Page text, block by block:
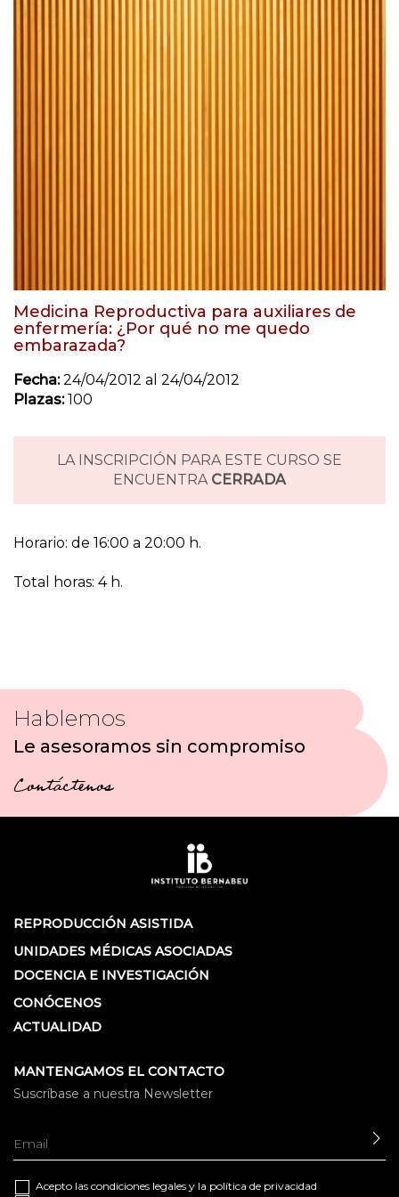
Medicina Reproductiva para auxiliares de
enfermería: ¿Por qué no me quedo
embarazada?
Fecha:24/04/2012 al 24/04/2012
Plazas:100
LA INSCRIPCIÓN PARA ESTE CURSO SE
ENCUENTRA CERRADA
Horario: de 16:00 a 20:00 h.
Total horas: 4 h.
Hablemos
Le asesoramos sin compromiso
Contáctenos
REPRODUCCIÓN ASISTIDA
UNIDADES MÉDICAS ASOCIADAS
DOCENCIA E INVESTIGACIÓN
CONÓCENOS
ACTUALIDAD
MANTENGAMOS EL CONTACTO
Suscríbase a nuestra Newsletter
Acepto las condiciones legales y la política de privacidad